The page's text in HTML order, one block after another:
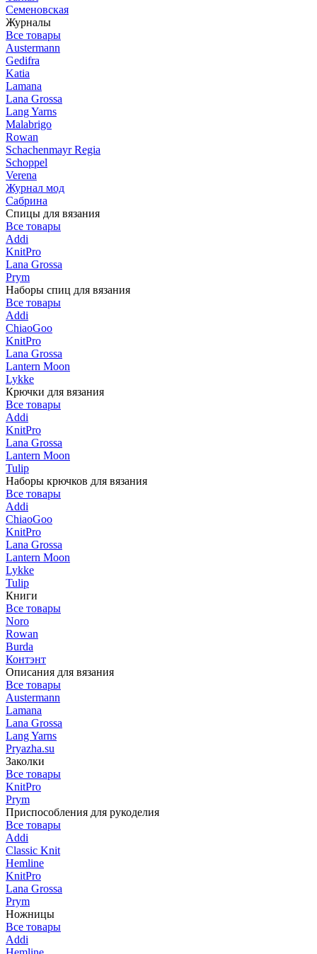
Семеновская
Журналы
Все товары
Austermann
Gedifra
Katia
Lamana
Lana Grossa
Lang Yarns
Malabrigo
Rowan
Schachenmayr Regia
Schoppel
Verena
Журнал мод
Сабрина
Спицы для вязания
Все товары
Addi
KnitPro
Lana Grossa
Prym
Наборы спиц для вязания
Все товары
Addi
ChiaoGoo
KnitPro
Lana Grossa
Lantern Moon
Lykke
Крючки для вязания
Все товары
Addi
KnitPro
Lana Grossa
Lantern Moon
Tulip
Наборы крючков для вязания
Все товары
Addi
ChiaoGoo
KnitPro
Lana Grossa
Lantern Moon
Lykke
Tulip
Книги
Все товары
Noro
Rowan
Burda
Контэнт
Описания для вязания
Все товары
Austermann
Lamana
Lana Grossa
Lang Yarns
Pryazha.su
Заколки
Все товары
KnitPro
Prym
Приспособления для рукоделия
Все товары
Addi
Classic Knit
Hemline
KnitPro
Lana Grossa
Prym
Ножницы
Все товары
Addi